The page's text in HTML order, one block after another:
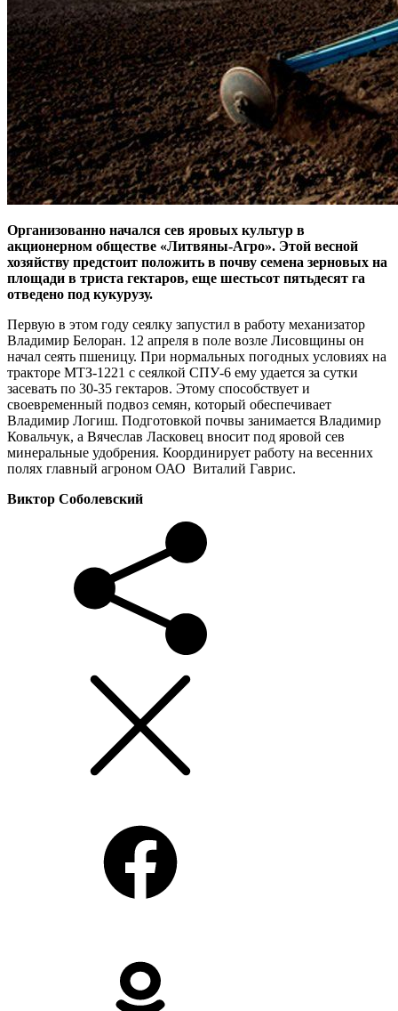
Организованно начался сев яровых культур в
акционерном обществе «Литвяны-Агро». Этой весной
хозяйству предстоит положить в почву семена зерновых на
площади в триста гектаров, еще шестьсот пятьдесят га
отведено под кукурузу.
Первую в этом году сеялку запустил в работу механизатор
Владимир Белоран. 12 апреля в поле возле Лисовщины он
начал сеять пшеницу. При нормальных погодных условиях на
тракторе МТЗ-1221 с сеялкой СПУ-6 ему удается за сутки
засевать по 30-35 гектаров. Этому способствует и
своевременный подвоз семян, который обеспечивает
Владимир Логиш. Подготовкой почвы занимается Владимир
Ковальчук, а Вячеслав Ласковец вносит под яровой сев
минеральные удобрения. Координирует работу на весенних
полях главный агроном ОАО Виталий Гаврис.
Виктор Соболевский